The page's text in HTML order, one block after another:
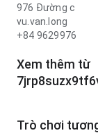
976 Đường c
vu.van.long
+84 9629976
Xem thêm từ
Trò chơi